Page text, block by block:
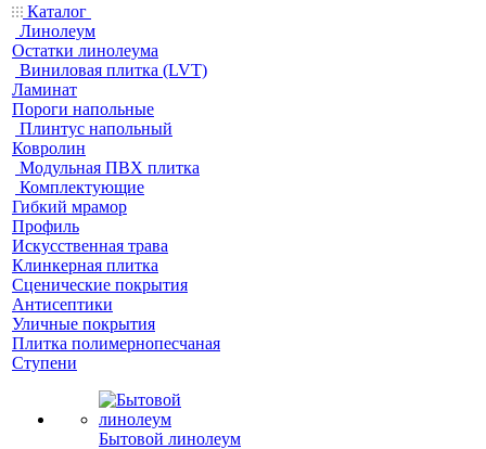
Каталог
Линолеум
Остатки линолеума
Виниловая плитка (LVT)
Ламинат
Пороги напольные
Плинтус напольный
Ковролин
Модульная ПВХ плитка
Комплектующие
Гибкий мрамор
Профиль
Искусственная трава
Клинкерная плитка
Сценические покрытия
Антисептики
Уличные покрытия
Плитка полимернопесчаная
Ступени
Бытовой линолеум